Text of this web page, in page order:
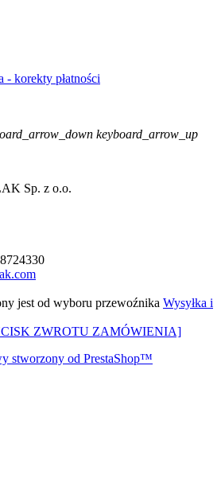
korekty płatności
keyboard_arrow_up
Sp. z o.o.
jest od wyboru przewoźnika Wysyłka i
ZWROTU ZAMÓWIENIA]
stworzony od PrestaShop™